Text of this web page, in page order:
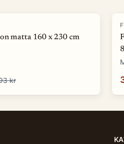
matta 160 x 230 cm
kr
-